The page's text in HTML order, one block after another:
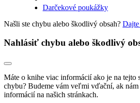
Darčekové poukážky
Našli ste chybu alebo škodlivý obsah?
Nahlásiť chybu alebo škodlivý
Máte o knihe viac informácií ako je na tejto
chybu? Budeme vám veľmi vďační, ak nám
informácií na našich stránkach.